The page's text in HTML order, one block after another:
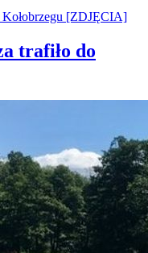
trafiło do